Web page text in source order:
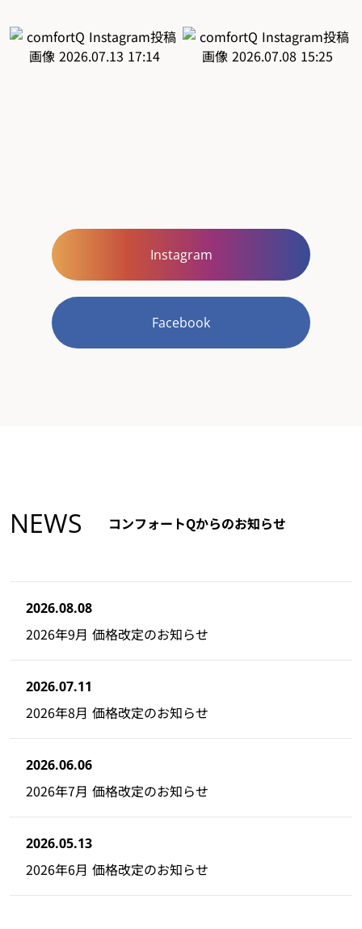
Instagram
Facebook
NEWS コンフォートQからのお知らせ
2026.08.08
2026年9月 価格改定のお知らせ
2026.07.11
2026年8月 価格改定のお知らせ
2026.06.06
2026年7月 価格改定のお知らせ
2026.05.13
2026年6月 価格改定のお知らせ